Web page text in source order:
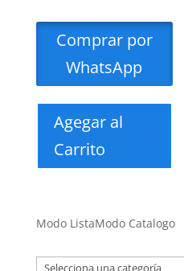
Comprar por
WhatsApp
Agegar al
Carrito
Modo ListaModo Catalogo
Selecciona